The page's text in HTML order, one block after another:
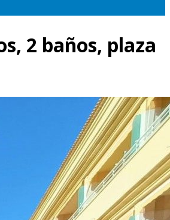
2 baños, plaza